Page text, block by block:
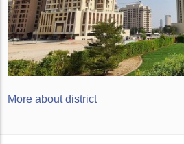
More about district